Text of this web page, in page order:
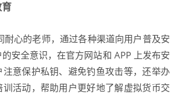
育
耐心的老师，通过各种渠道向用户普及安
安全意识，在官方网站和 APP 上发布安
意保护私钥、避免钓鱼攻击等，还举办
活动，帮助用户更好地了解虚拟货币交